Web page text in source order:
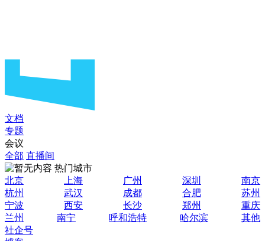
文档
专题
会议
全部 直播间
热门城市
北京
上海 广州 深圳
南京
杭州
武汉 成都 合肥
苏州
宁波
西安 长沙 郑州
重庆
兰州
南宁 呼和浩特 哈尔滨
其他
社企号